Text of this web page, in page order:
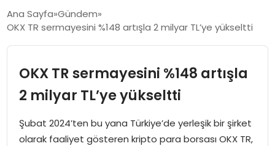
ÖZEL SAYFALAR
TEKNOLOJI
EKONOMI
SPOR
Ana Sayfa Gündem
OKX TR sermayesini %148 artışla 2 milyar TL’ye yükseltti
OKX TR sermayesini %148 artışla
2 milyar TL’ye yükseltti
Şubat 2024’ten bu yana Türkiye’de yerleşik bir şirket
olarak faaliyet gösteren kripto para borsası OKX TR,